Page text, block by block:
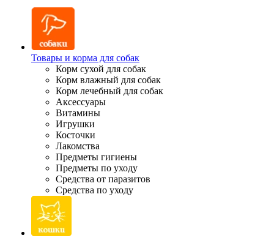
Товары и корма для собак
Корм сухой для собак
Корм влажный для собак
Корм лечебный для собак
Аксессуары
Витамины
Игрушки
Косточки
Лакомства
Предметы гигиены
Предметы по уходу
Средства от паразитов
Средства по уходу